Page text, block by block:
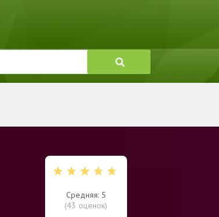
Средняя: 5
(43 оценок)